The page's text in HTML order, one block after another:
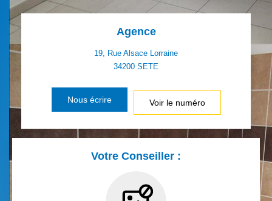
Agence
19, Rue Alsace Lorraine
34200 SETE
Nous écrire Voir le numéro
Votre Conseiller :